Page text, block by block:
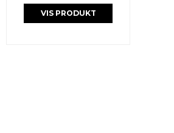
VIS PRODUKT